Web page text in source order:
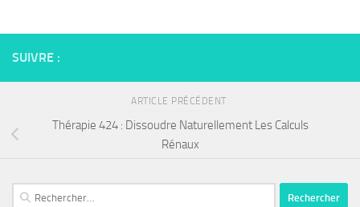
SUIVRE :
ARTICLE PRÉCÉDENT
Thérapie 424 : Dissoudre Naturellement Les Calculs
Rénaux
Rechercher :